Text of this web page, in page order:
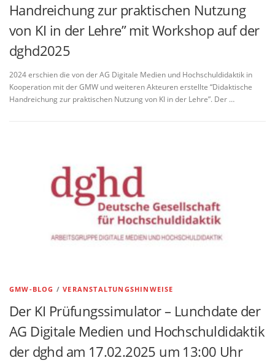
Handreichung zur praktischen Nutzung
von KI in der Lehre” mit Workshop auf der
dghd2025
2024 erschien die von der AG Digitale Medien und Hochschuldidaktik in
Kooperation mit der GMW und weiteren Akteuren erstellte “Didaktische
Handreichung zur praktischen Nutzung von KI in der Lehre”. Der …
GMW-BLOG /VERANSTALTUNGSHINWEISE
Der KI Prüfungssimulator – Lunchdate der
AG Digitale Medien und Hochschuldidaktik
der dghd am 17.02.2025 um 13:00 Uhr